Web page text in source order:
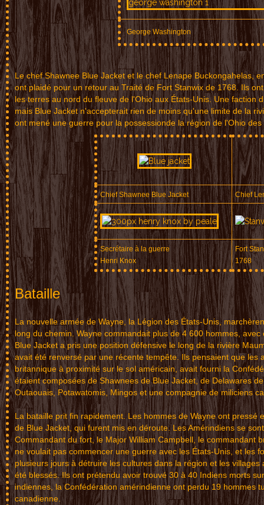
George Washington
Le chef Shawnee Blue Jacket et le chef Lenape Buckongahelas,
ont plaidé pour un retour au Traité de Fort Stanwix de 1768 . Ils
lesterres au nord du fleuve de l'Ohio aux États-Unis. Une faction
mais Blue Jacket n'accepterait rien de moinsqu'une limite de la
ont mené uneguerre pour la possessionde la région de l'Ohio des
Chief Shawnee Blue Jacket Chief
Secrétaire à la guerre
Henri Knox
Fort
1768
Bataille
Lanouvelle arméede Wayne, la Légion des États-Unis,
long du chemin . Wayne commandait plus de 4 600hommes, avec
Blue Jacket a pris une position défensive le long de la rivière
avait été renversé par une récente tempête. Ils pensaient que les
britannique à proximité sur lesol américain, avait fourni la Co
étaient composées de Shawnees de Blue Jacket , de Delawares d
Outaouais , Potawatomis, Mingos et une compagnie de miliciens
La bataille prit fin rapidement. Les hommes de Wayne ont pressé
de Blue Jacket, qui furent mis en déroute. Les Amérindiens se
Commandant du fort, le Major William Campbell, le commandant
ne voulait pas commencer une guerre avec les États-Unis , et les
plusieurs jours à détruire les cultures dans la région et les villages
été blessés. Ils ont prétendu avoir trouvé 30à 40 Indiens morts
indiennes , la Confédération amérindienne ont perdu 19 hommes
canadienne.